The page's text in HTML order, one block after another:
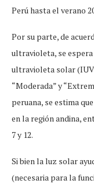
Perú hasta el verano
Por su parte, de
ultravioleta, se
ultravioleta solar
“Moderada” y
peruana, se estima
en la región andina,
7 y 12.
Si bien la luz solar
(necesaria para la